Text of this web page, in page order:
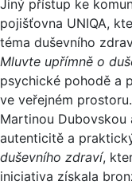
Jiný přístup ke
pojišťovna UNIQA,
téma duševního
Mluvte upřímně o
psychické pohodě a
ve veřejném
Martinou Dubovskou
autenticitě a
duševního zdraví,
iniciativa získala